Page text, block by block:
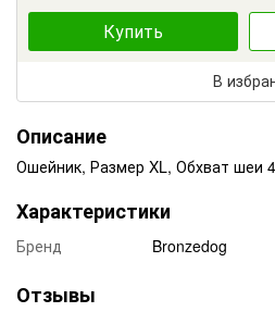
Купить
В
Описание
Ошейник, Размер XL, Обхват шеи
Характеристики
Бренд Bronzedog
Отзывы